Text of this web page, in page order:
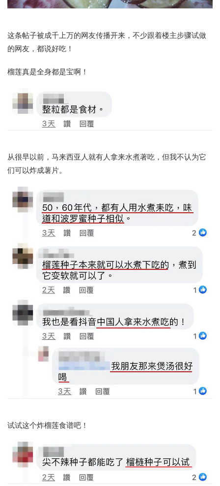
这条帖子被成千上万的网友传播开来，不少跟着楼主步骤试做
的网友，都说好吃！
榴莲真是全身都是宝啊！
从很早以前，马来西亚人就有人拿来水煮著吃，但我不认为它
们可以炸成薯片。
试试这个炸榴莲食谱吧！